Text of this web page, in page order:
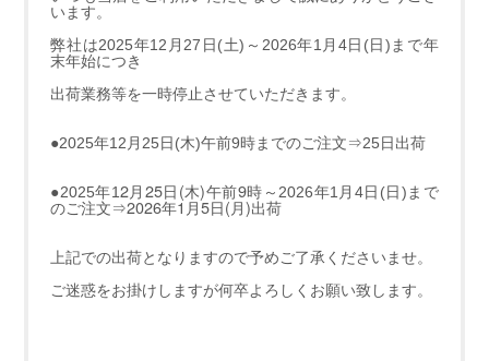
います。
弊社は2025年12月27日(土)～2026年1月4日(日)まで年
末年始につき
出荷業務等を一時停止させていただきます。
●2025年12月25日(木)午前9時までのご注文⇒25日出荷
●2025年12月25日(木)午前9時 ～2026年1月4日(日)まで
のご注文⇒2026年1月5日(月)出荷
上記での出荷となりますので予めご了承くださいませ。
ご迷惑をお掛けしますが何卒よろしくお願い致します。